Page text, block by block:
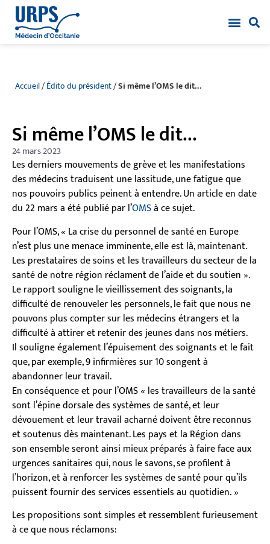
Accueil/Édito du président/Si même l’OMS le dit…
Si même l’OMS le dit…
24 mars 2023
Les derniers mouvements de grève et les manifestations
des médecins traduisent une lassitude, une fatigue que
nos pouvoirs publics peinent à entendre. Un article en date
du 22 mars a été publié par l’OMSà ce sujet.
Pour l’OMS, « La crise du personnel de santé en Europe
n’est plus une menace imminente, elle est là, maintenant.
Les prestataires de soins et les travailleurs du secteur de la
santé de notre région réclament de l’aide et du soutien ».
Le rapport souligne le vieillissement des soignants, la
difficulté de renouveler les personnels, le fait que nous ne
pouvons plus compter sur les médecins étrangers et la
difficulté à attirer et retenir des jeunes dans nos métiers.
Il souligne également l’épuisement des soignants et le fait
que, par exemple, 9 infirmières sur 10 songent à
abandonner leur travail.
En conséquence et pour l’OMS « les travailleurs de la santé
sont l’épine dorsale des systèmes de santé, et leur
dévouement et leur travail acharné doivent être reconnus
et soutenus dès maintenant. Les pays et la Région dans
son ensemble seront ainsi mieux préparés à faire face aux
urgences sanitaires qui, nous le savons, se profilent à
l’horizon, et à renforcer les systèmes de santé pour qu’ils
puissent fournir des services essentiels au quotidien. »
Les propositions sont simples et ressemblent furieusement
à ce que nous réclamons: